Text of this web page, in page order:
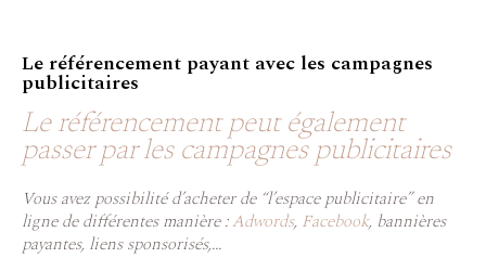
Le référencement payant avec les campagnes
publicitaires
Le référencement peut également
passer par les campagnes publicitaires
Vous avez possibilité d’acheter de “l’espace publicitaire” en
ligne de différentes manière :Adwords, Facebook, bannières
payantes, liens sponsorisés,...